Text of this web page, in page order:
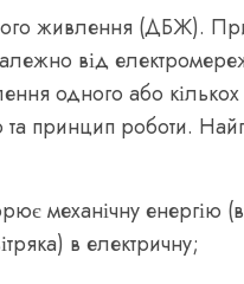
живлення (ДБЖ).
від
одного або
та принцип роботи.
механічну енергію
в електричну;